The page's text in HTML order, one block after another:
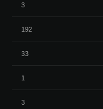
3
192
33
1
3